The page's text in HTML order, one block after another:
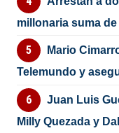
millonaria suma
Mario
Telemundo y
Juan Luis
Milly Quezada y